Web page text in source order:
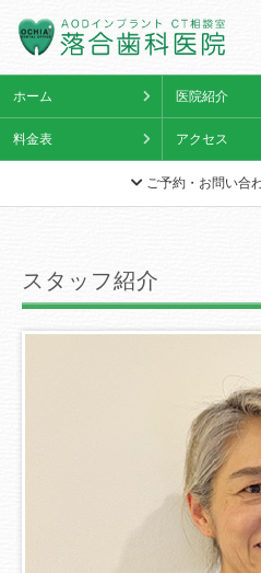
ホーム 医院紹介
料金表 アクセス
ご予約・お問い合
スタッフ紹介